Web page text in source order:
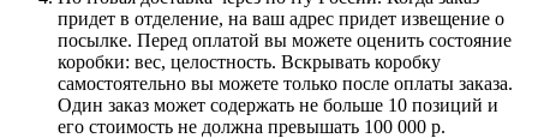
придет в отделение, на ваш адрес придет извещение о
посылке. Перед оплатой вы можете оценить состояние
коробки: вес, целостность. Вскрывать коробку
самостоятельно вы можете только после оплаты заказа.
Один заказ может содержать не больше 10 позиций и
его стоимость не должна превышать 100 000 р.